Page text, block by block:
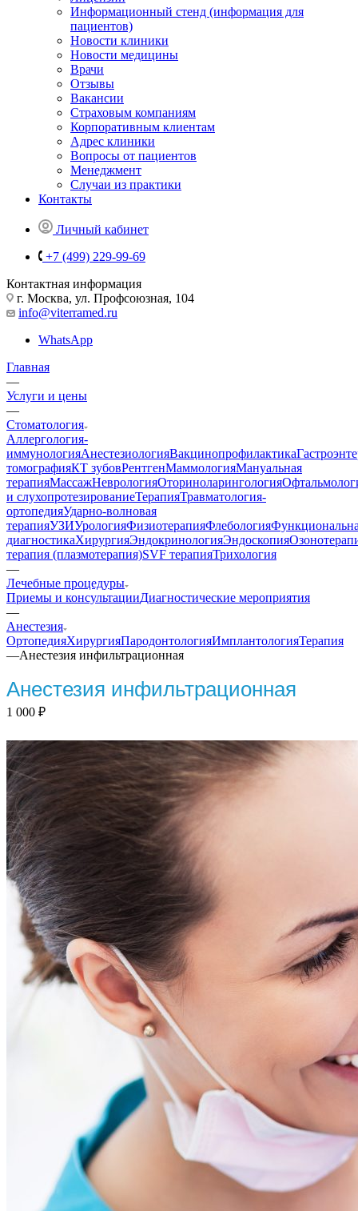
Информационный стенд (информация для
пациентов)
Новости клиники
Новости медицины
Врачи
Отзывы
Вакансии
Страховым компаниям
Корпоративным клиентам
Адрес клиники
Вопросы от пациентов
Менеджмент
Случаи из практики
Контакты
Личный кабинет
+7 (499) 229-99-69
Контактная информация
г. Москва, ул. Профсоюзная, 104
info@viterramed.ru
WhatsApp
Главная
—
Услуги и цены
—
Стоматология
Аллергология-
иммунологияАнестезиологияВакцинопрофилактика
томографияКТ зубовРентгенМаммологияМануальная
терапияМассажНеврологияОториноларингология
и слухопротезированиеТерапияТравматология-
ортопедияУдарно-волновая
терапияУЗИУрологияФизиотерапияФлебология
диагностикаХирургияЭндокринологияЭндоскопия
терапия (плазмотерапия)SVF терапияТрихология
—
Лечебные процедуры
Приемы и консультацииДиагностические мероприятия
—
Анестезия
ОртопедияХирургияПародонтологияИмплантологияТерапия
—Анестезия инфильтрационная
Анестезия инфильтрационная
1 000 ₽